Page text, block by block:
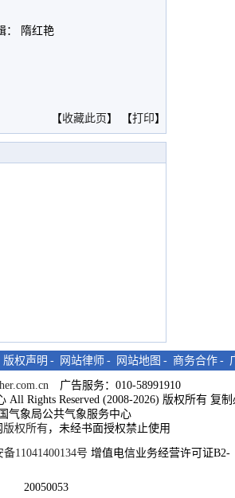
： 隋红艳
【收藏此页 】 【打印】
版权声明 - 网站律师 - 网站地图 - 商务合作 -
广告服务：010-58991910
Rights Reserved (2008-2026) 版权所有 复
气象局公共气象服务中心
版权所有，未经书面授权禁止使用
11041400134号 增值电信业务经营许可证B2-
20050053